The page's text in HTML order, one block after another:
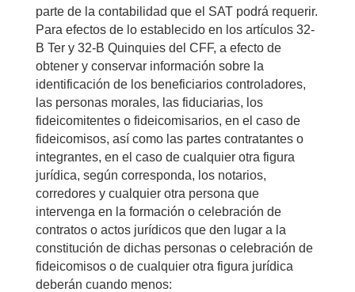
parte de la contabilidad que el SAT podrá requerir.
Para efectos de lo establecido en los artículos 32-
B Ter y 32-B Quinquies del CFF, a efecto de
obtener y conservar información sobre la
identificación de los beneficiarios controladores,
las personas morales, las fiduciarias, los
fideicomitentes o fideicomisarios, en el caso de
fideicomisos, así como las partes contratantes o
integrantes, en el caso de cualquier otra figura
jurídica, según corresponda, los notarios,
corredores y cualquier otra persona que
intervenga en la formación o celebración de
contratos o actos jurídicos que den lugar a la
constitución de dichas personas o celebración de
fideicomisos o de cualquier otra figura jurídica
deberán cuando menos: